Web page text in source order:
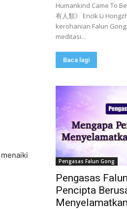
Humankind Came To
有人類》 Encik Li
kerohanian Falun
meditasi...
Baca lagi
Pengasas Falun Gong
Pengasas
Pencipta